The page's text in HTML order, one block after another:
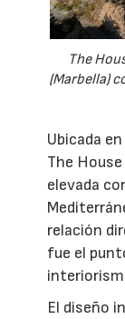
The
(Marbella)
Ubicada
The
elevada
relación
fue el
El diseño